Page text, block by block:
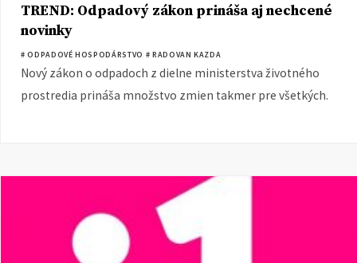
TREND: Odpadový zákon prináša aj nechcené
novinky
# ODPADOVÉ HOSPODÁRSTVO # RADOVAN KAZDA
Nový zákon o odpadoch z dielne ministerstva životného
prostredia prináša množstvo zmien takmer pre všetkých.